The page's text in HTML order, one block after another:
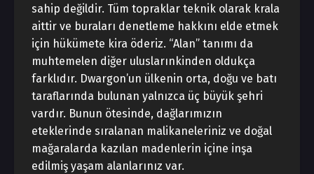
sahip değildir. Tüm topraklar teknik olarak krala
aittir ve buraları denetleme hakkını elde etmek
için hükümete kira öderiz. “Alan” tanımı da
muhtemelen diğer uluslarınkinden oldukça
farklıdır. Dwargon’un ülkenin orta, doğu ve batı
taraflarında bulunan yalnızca üç büyük şehri
vardır. Bunun ötesinde, dağlarımızın
eteklerinde sıralanan malikaneleriniz ve doğal
mağaralarda kazılan madenlerin içine inşa
edilmiş yaşam alanlarınız var.